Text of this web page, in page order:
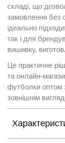
складі, що
замовлення без
ідеально
так і для
вишивку,
Це практичне
та онлайн-
футболки оптом
зовнішнім